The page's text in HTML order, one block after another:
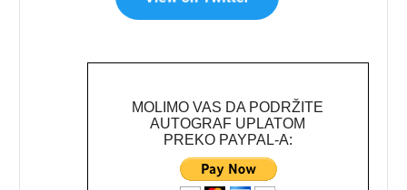
MOLIMO VAS DA PODRŽITE
AUTOGRAF UPLATOM
PREKO PAYPAL-A: